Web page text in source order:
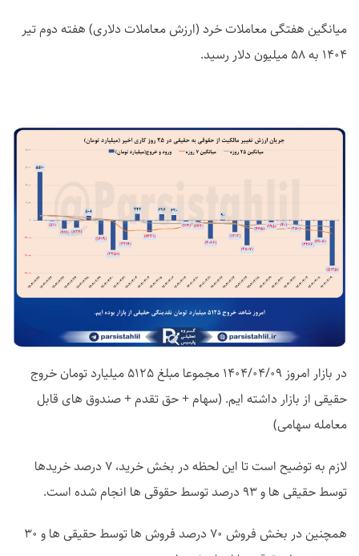
میانگین هفتگی معاملات خرد (ارزش معاملات دلاری) هفته دوم تیر
1404 به 58 میلیون دلار رسید.
در بازار امروز 1404/04/09 مجموعا مبلغ 5125 میلیارد تومان خروج
حقیقی از بازار داشته ایم. (سهام + حق تقدم + صندوق های قابل
معامله سهامی)
لازم به توضیح است تا این لحظه در بخش خرید، 7 درصد خریدها
توسط حقیقی ها و 93 درصد توسط حقوقی ها انجام شده است.
همچنین در بخش فروش 70 درصد فروش ها توسط حقیقی ها و 30